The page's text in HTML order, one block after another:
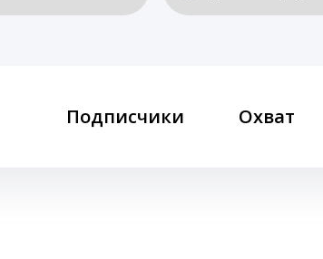
Подписчики Охват